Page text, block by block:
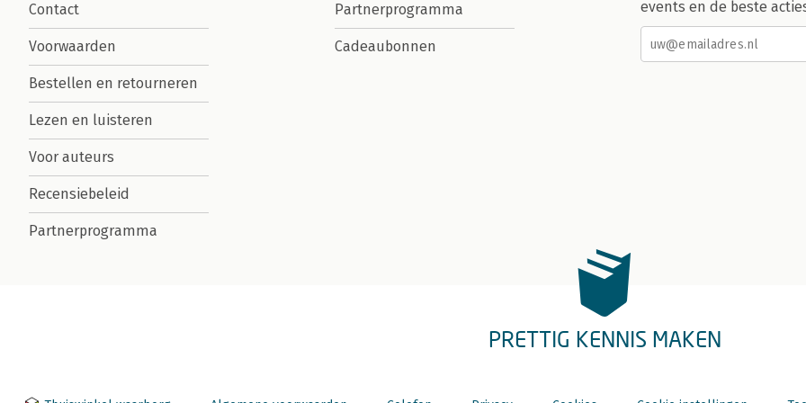
Contact
Voorwaarden
Bestellen en retourneren
Lezen en luisteren
Voor auteurs
Recensiebeleid
Partnerprogramma
Partnerprogramma
Cadeaubonnen
events en de beste
PRETTIG KENNIS MAKEN